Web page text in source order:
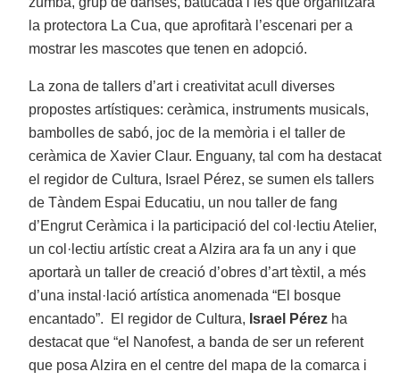
la protectora La Cua, que aprofitarà l’escenari per a
mostrar les mascotes que tenen en adopció.
La zona de tallers d’art i creativitat acull diverses
propostes artístiques: ceràmica, instruments musicals,
bambolles de sabó, joc de la memòria i el taller de
ceràmica de Xavier Claur. Enguany, tal com ha destacat
el regidor de Cultura, Israel Pérez, se sumen els tallers
de Tàndem Espai Educatiu, un nou taller de fang
d’Engrut Ceràmica i la participació del col·lectiu Atelier,
un col·lectiu artístic creat a Alzira ara fa un any i que
aportarà un taller de creació d’obres d’art tèxtil, a més
d’una instal·lació artística anomenada “El bosque
encantado”. El regidor de Cultura, Israel Pérez ha
destacat que “el Nanofest, a banda de ser un referent
que posa Alzira en el centre del mapa de la comarca i